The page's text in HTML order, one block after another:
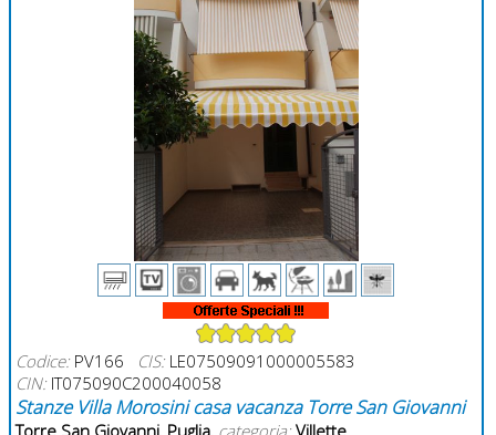
Codice:PV166 CIS:LE07509091000005583
CIN:IT075090C200040058
Stanze Villa Morosini casa vacanza Torre San Giovanni
Torre San Giovanni, Puglia, categoria: Villette